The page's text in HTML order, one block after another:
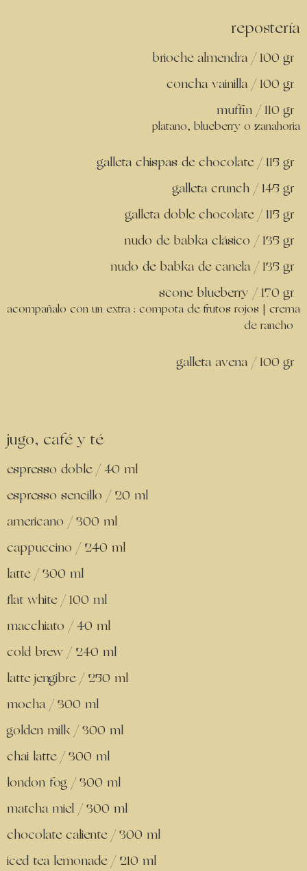
repostería
brioche almendra / 100 gr
concha vainilla / 100 gr
muffin / 110 gr
platano, blueberry o zanahoria
galleta chispas de chocolate / 115 gr
galleta crunch / 145 gr
galleta doble chocolate / 115 gr
nudo de babka clásico / 135 gr
nudo de babka de canela / 135 gr
scone blueberry / 170 gr
acompañalo con un extra : compota de frutos rojos | crema
de rancho
galleta avena / 100 gr
jugo, café y té
espresso doble / 40 ml
espresso sencillo / 20 ml
americano / 300 ml
cappuccino / 240 ml
latte / 300 ml
flat white / 100 ml
macchiato / 40 ml
cold brew / 240 ml
latte jengibre / 250 ml
mocha / 300 ml
golden milk / 300 ml
chai latte / 300 ml
london fog / 300 ml
matcha miel / 300 ml
chocolate caliente / 300 ml
iced tea lemonade / 210 ml